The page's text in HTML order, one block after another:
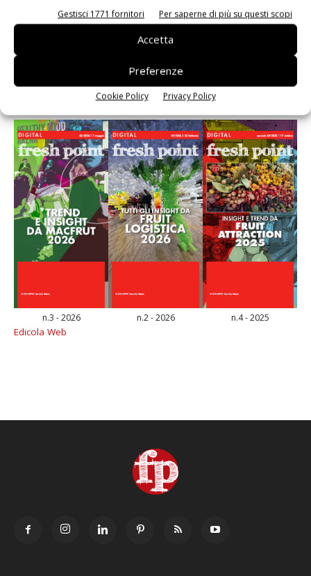
Gestisci 1771 fornitori Per saperne di più su questi scopi
Accetta
Preferenze
Cookie Policy Privacy Policy
Passione puntano sull’innovazione del cocomero
n.3 - 2026 n.2 - 2026 n.4 - 2025
Edicola Web